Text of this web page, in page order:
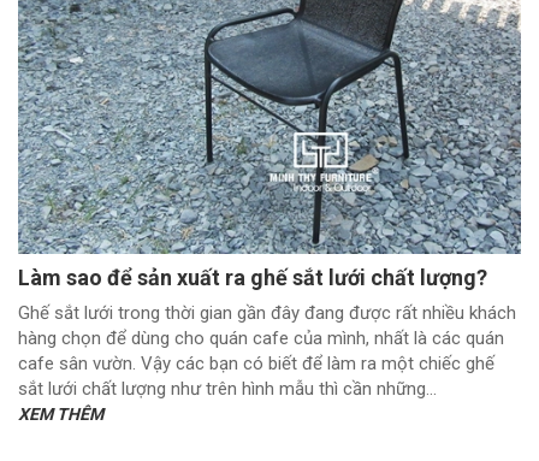
Làm sao để sản xuất ra ghế sắt lưới chất lượng?
Ghế sắt lưới trong thời gian gần đây đang được rất nhiều khách
hàng chọn để dùng cho quán cafe của mình, nhất là các quán
cafe sân vườn. Vậy các bạn có biết để làm ra một chiếc ghế
sắt lưới chất lượng như trên hình mẫu thì cần những...
XEM THÊM